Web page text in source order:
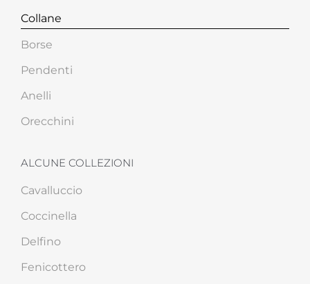
Collane
Borse
Pendenti
Anelli
Orecchini
ALCUNE COLLEZIONI
Cavalluccio
Coccinella
Delfino
Fenicottero